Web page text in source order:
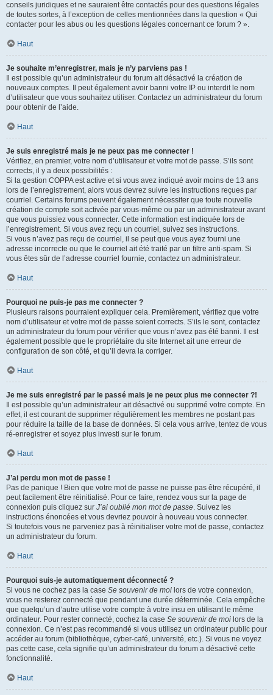
conseils juridiques et ne sauraient être contactés pour des questions légales
de toutes sortes, à l’exception de celles mentionnées dans la question « Qui
contacter pour les abus ou les questions légales concernant ce forum ? ».
Haut
Je souhaite m’enregistrer, mais je n’y parviens pas !
Il est possible qu’un administrateur du forum ait désactivé la création de
nouveaux comptes. Il peut également avoir banni votre IP ou interdit le nom
d’utilisateur que vous souhaitez utiliser. Contactez un administrateur du forum
pour obtenir de l’aide.
Haut
Je suis enregistré mais je ne peux pas me connecter !
Vérifiez, en premier, votre nom d’utilisateur et votre mot de passe. S’ils sont
corrects, il y a deux possibilités :
Si la gestion COPPA est active et si vous avez indiqué avoir moins de 13 ans
lors de l’enregistrement, alors vous devrez suivre les instructions reçues par
courriel. Certains forums peuvent également nécessiter que toute nouvelle
création de compte soit activée par vous-même ou par un administrateur avant
que vous puissiez vous connecter. Cette information est indiquée lors de
l’enregistrement. Si vous avez reçu un courriel, suivez ses instructions.
Si vous n’avez pas reçu de courriel, il se peut que vous ayez fourni une
adresse incorrecte ou que le courriel ait été traité par un filtre anti-spam. Si
vous êtes sûr de l’adresse courriel fournie, contactez un administrateur.
Haut
Pourquoi ne puis-je pas me connecter ?
Plusieurs raisons pourraient expliquer cela. Premièrement, vérifiez que votre
nom d’utilisateur et votre mot de passe soient corrects. S’ils le sont, contactez
un administrateur du forum pour vérifier que vous n’avez pas été banni. Il est
également possible que le propriétaire du site Internet ait une erreur de
configuration de son côté, et qu’il devra la corriger.
Haut
Je me suis enregistré par le passé mais je ne peux plus me connecter ?!
Il est possible qu’un administrateur ait désactivé ou supprimé votre compte. En
effet, il est courant de supprimer régulièrement les membres ne postant pas
pour réduire la taille de la base de données. Si cela vous arrive, tentez de vous
ré-enregistrer et soyez plus investi sur le forum.
Haut
J’ai perdu mon mot de passe !
Pas de panique ! Bien que votre mot de passe ne puisse pas être récupéré, il
peut facilement être réinitialisé. Pour ce faire, rendez vous sur la page de
connexion puis cliquez sur J’ai oublié mon mot de passe. Suivez les
instructions énoncées et vous devriez pouvoir à nouveau vous connecter.
Si toutefois vous ne parveniez pas à réinitialiser votre mot de passe, contactez
un administrateur du forum.
Haut
Pourquoi suis-je automatiquement déconnecté ?
Si vous ne cochez pas la case Se souvenir de moi lors de votre connexion,
vous ne resterez connecté que pendant une durée déterminée. Cela empêche
que quelqu’un d’autre utilise votre compte à votre insu en utilisant le même
ordinateur. Pour rester connecté, cochez la case Se souvenir de moi lors de la
connexion. Ce n’est pas recommandé si vous utilisez un ordinateur public pour
accéder au forum (bibliothèque, cyber-café, université, etc.). Si vous ne voyez
pas cette case, cela signifie qu’un administrateur du forum a désactivé cette
fonctionnalité.
Haut